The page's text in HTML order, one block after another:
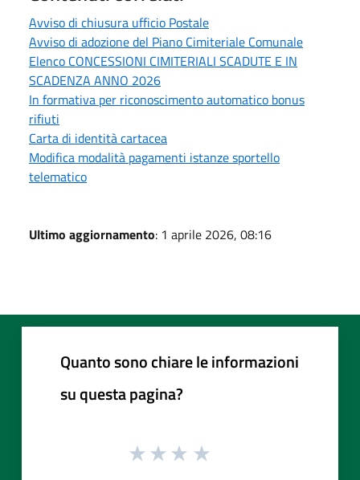
Avviso di chiusura ufficio Postale
Avviso di adozione del Piano Cimiteriale Comunale
Elenco CONCESSIONI CIMITERIALI SCADUTE E IN
SCADENZA ANNO 2026
In formativa per riconoscimento automatico bonus
rifiuti
Carta di identità cartacea
Modifica modalità pagamenti istanze sportello
telematico
Ultimo aggiornamento: 1 aprile 2026, 08:16
Quanto sono chiare le informazioni
su questa pagina?